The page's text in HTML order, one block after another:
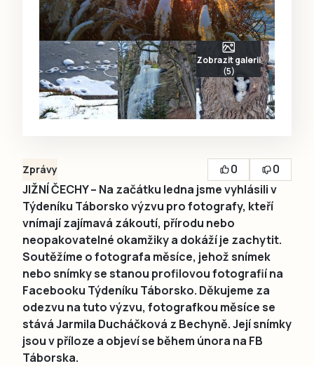
Zobrazit galerii
(5)
Zprávy 0
0
JIŽNÍ ČECHY – Na začátku ledna jsme vyhlásili v
Týdeníku Táborsko výzvu pro fotografy, kteří
vnímají zajímavá zákoutí, přírodu nebo
neopakovatelné okamžiky a dokáží je zachytit.
Soutěžíme o fotografa měsíce, jehož snímek
nebo snímky se stanou profilovou fotografií na
Facebooku Týdeníku Táborsko. Děkujeme za
odezvu na tuto výzvu, fotografkou měsíce se
stává Jarmila Ducháčková z Bechyně. Její snímky
jsou v příloze a objeví se během února na FB
Táborska.